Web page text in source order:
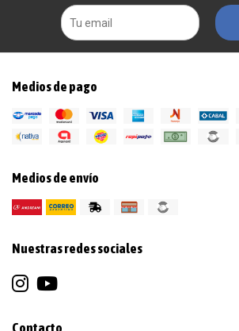
Medios de pago
Medios de envío
Nuestras redes sociales
Contacto